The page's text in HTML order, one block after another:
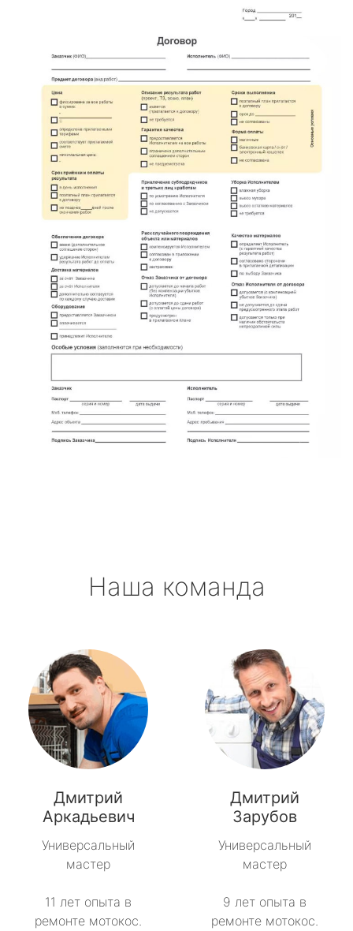
Наша команда
Дмитрий
Аркадьевич
Универсальный
мастер
11 лет опыта в
ремонте мотокос.
Дмитрий
Зарубов
Универсальный
мастер
9 лет опыта в
ремонте мотокос.